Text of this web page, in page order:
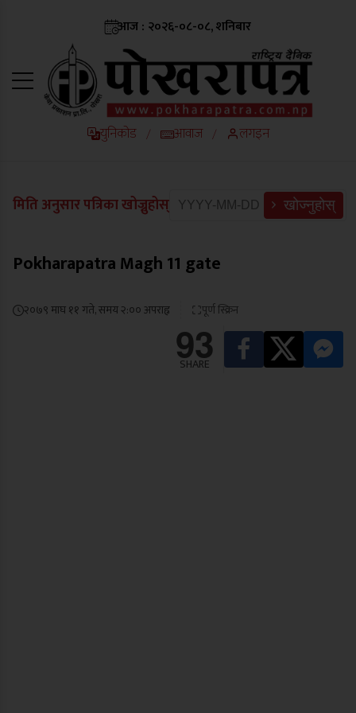
आज : २०२६-०८-०८, शनिबार
युनिकोड / आवाज / लगइन
मिति अनुसार पत्रिका खोज्नुहोस् खोज्नुहोस्
Pokharapatra Magh 11 gate
२०७९ माघ ११ गते, समय २:०० अपराह्न पूर्ण स्क्रिन
93
SHARE